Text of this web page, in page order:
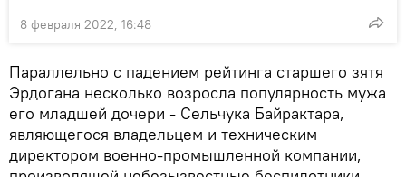
8 февраля 2022, 16:48
Параллельно с падением рейтинга старшего зятя
Эрдогана несколько возросла популярность мужа
его младшей дочери - Сельчука Байрактара,
являющегося владельцем и техническим
директором военно-промышленной компании,